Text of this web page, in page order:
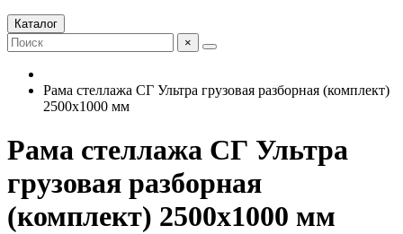
Каталог
×
Рама стеллажа СГ Ультра грузовая разборная (комплект)
2500x1000 мм
Рама стеллажа СГ Ультра
грузовая разборная
(комплект) 2500x1000 мм